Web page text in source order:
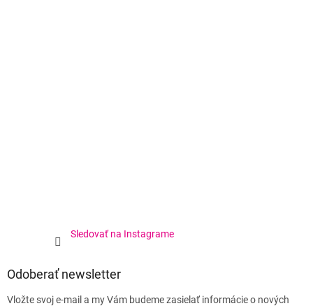
Sledovať na Instagrame
Odoberať newsletter
Vložte svoj e-mail a my Vám budeme zasielať informácie o nových